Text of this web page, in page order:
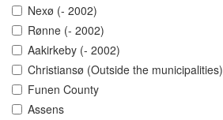
Nexø (- 2002)
Rønne (- 2002)
Aakirkeby (- 2002)
Christiansø (Outside the municipalities)
Funen County
Assens